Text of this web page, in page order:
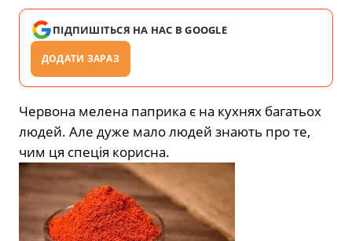
ПІДПИШІТЬСЯ НА НАС В GOOGLE
ДОДАТИ ЗАРАЗ
Червона мелена паприка є на кухнях багатьох
людей. Але дуже мало людей знають про те,
чим ця спеція корисна.